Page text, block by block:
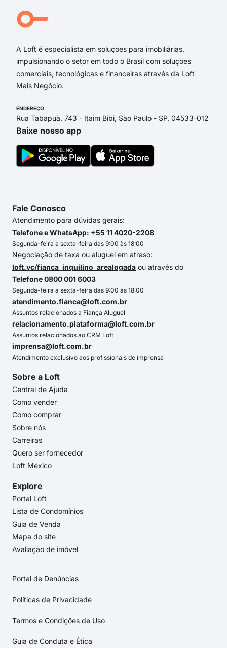
A Loft é especialista em soluções para imobiliárias,
impulsionando o setor em todo o Brasil com soluções
comerciais, tecnológicas e financeiras através da Loft
Mais Negócio.
ENDEREÇO
Rua Tabapuã, 743 - Itaim Bibi, São Paulo - SP, 04533-012
Baixe nosso app
Fale Conosco
Atendimento para dúvidas gerais:
Telefone e WhatsApp: +55 11 4020-2208
Segunda-feira a sexta-feira das 9:00 às 18:00
Negociação de taxa ou aluguel em atraso:
loft.vc/fianca_inquilino_arealogada ou através do
Telefone 0800 001 6003
Segunda-feira a sexta-feira das 9:00 às 18:00
atendimento.fianca@loft.com.br
Assuntos relacionados a Fiança Aluguel
relacionamento.plataforma@loft.com.br
Assuntos relacionados ao CRM Loft
imprensa@loft.com.br
Atendimento exclusivo aos profissionais de imprensa
Sobre a Loft
Central de Ajuda
Como vender
Como comprar
Sobre nós
Carreiras
Quero ser fornecedor
Loft México
Explore
Portal Loft
Lista de Condomínios
Guia de Venda
Mapa do site
Avaliação de imóvel
Portal de Denúncias
Políticas de Privacidade
Termos e Condições de Uso
Guia de Conduta e Ética